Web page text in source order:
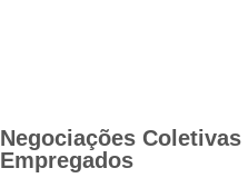
Negociações
Empregados